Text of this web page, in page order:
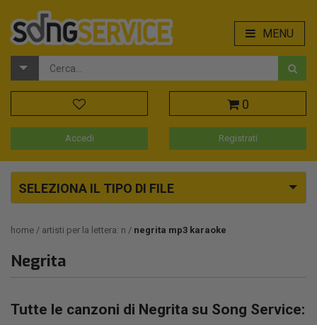
MENU
0
Accedi Registrati
SELEZIONA IL TIPO DI FILE
home artisti per la lettera: n negrita mp3 karaoke
Negrita
Tutte le canzoni di Negrita su Song Service: